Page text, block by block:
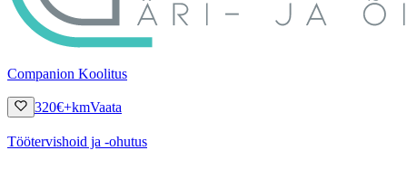
Companion Koolitus
320€+kmVaata
Töötervishoid ja -ohutus